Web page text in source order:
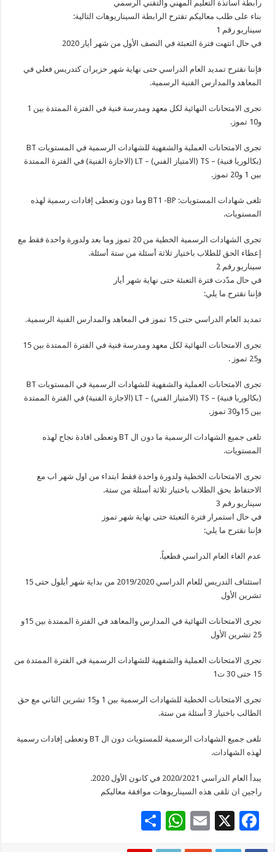
رابطة أساتذة التعليم المهني والتقني الرسمي
بناء على طلب معاليكم تقترح الرابطة السيناريوهات التالية:
سيناريو رقم 1
في حال انتهت فترة التعبئة في النصف الأول من شهر أيار 2020
فإننا نقترح تمديد العام الدراسي حتى نهاية شهر حزيران كتدريس فعلي في
المعاهد والمدارس الفنية الرسمية.
تجرى الامتحانات النهائية لكل معهد ومدرسة فنية في الفترة الممتدة بين 1
و10 تموز.
تجرى الامتحانات العملية والشفهية للشهادات الرسمية في المستويات BT
(بكالوريا فنية) – TS (الامتياز الفني) – LT (الاجازة الفنية) في الفترة الممتدة
بين 1 و20 تموز.
تلغى شهادات المستويات: BT1 -BP وما دون وتعطى إفادات رسمية لهذه
المستويات.
تجرى الشهادات الرسمية الخطية من 20 تموز وما بعد ولدورة واحدة فقط مع
إعطاء الحق للطلاب باختيار ثلاثة أسئلة من ستة أسئلة.
سيناريو رقم 2
في حال مدّدت فترة التعبئة حتى نهاية شهر أيار
فإننا نقترح ما يلي:
تمديد العام الدراسي حتى 15 تموز في المعاهد والمدارس الفنية الرسمية.
تجرى الامتحانات النهائية لكل معهد ومدرسة فنية في الفترة الممتدة بين 15
و25 تموز .
تجرى الامتحانات العملية والشفهية للشهادات الرسمية في المستويات BT
(بكالوريا فنية) – TS (الامتياز الفني) – LT (الاجازة الفنية) في الفترة الممتدة
بين 15و30 تموز.
تلغى جميع الشهادات الرسمية ما دون ال BT وتعطى افادة نجاح لهذه
المستويات.
تجرى الامتحانات الخطية ولدورة واحدة فقط ابتداء من اول شهر اب مع
الاحتفاظ بحق الطلاب باختيار ثلاثة أسئلة من ستة.
سيناريو رقم 3
في حال استمرار فترة التعبئة حتى نهاية شهر تموز
فإننا نقترح ما يلي:
عدم الغاء العام الدراسي قطعياً.
استئناف التدريس للعام الدراسي 2019/2020 من بداية شهر أيلول حتى 15
تشرين الأول
تجرى الامتحانات النهائية في المدارس والمعاهد في الفترة الممتدة بين 15و
25 تشرين الأول
تجرى الامتحانات العملية والشفهية للشهادات الرسمية في الفترة الممتدة من
15 حتى 30 ت1
تجرى الامتحانات الخطية للشهادات الرسمية بين 1 و15 تشرين الثاني مع حق
الطالب باختيار 3 أسئلة من ستة.
تلغى جميع الشهادات الرسمية للمستويات دون ال BT وتعطى إفادات رسمية
لهذه الشهادات.
يبدأ العام الدراسي 2020/2021 في كانون الأول 2020.
راجين ان تلقى هذه السيناريوهات موافقة معاليكم
F
X
E
W